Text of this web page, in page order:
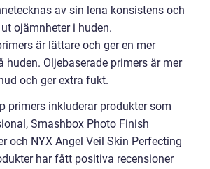
av sin lena konsistens och
ojämnheter i huden.
är lättare och ger en mer
huden. Oljebaserade primers är mer
och ger extra fukt.
primers inkluderar produkter som
Smashbox Photo Finish
och NYX Angel Veil Skin Perfecting
har fått positiva recensioner